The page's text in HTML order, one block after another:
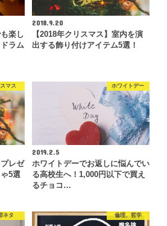
楽し
ラム
2018.9.20
【2018年クリスマス】室内を演
出する飾り付けアイテム5選！
マス
レゼ
5選
ホワイトデー
2019.2.5
ホワイトデーでお返しに悩んでい
る高校生へ！1,000円以下で買え
るチョコ…
ネタ 倫理、哲学